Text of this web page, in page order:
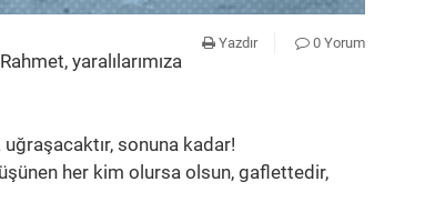
Yazdır 0 Yorum
yaralılarımıza
sonuna kadar!
her kim olursa olsun, gaflettedir,